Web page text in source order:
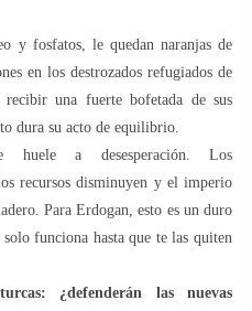
y fosfatos, le quedan naranjas de
en los destrozados refugiados de
una fuerte bofetada de sus
dura su acto de equilibrio.
huele a desesperación. Los
recursos disminuyen y el imperio
Para Erdogan, esto es un duro
funciona hasta que te las quiten
¿defenderán las nuevas